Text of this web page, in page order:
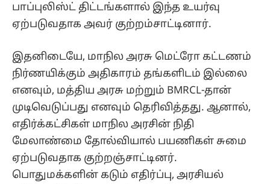
பாப்புலிஸ்ட் திட்டங்களால் இந்த உயர்வு
ஏற்படுவதாக அவர் குற்றம்சாட்டினார்.
இதனிடையே, மாநில அரசு மெட்ரோ கட்டணம்
நிர்ணயிக்கும் அதிகாரம் தங்களிடம் இல்லை
எனவும், மத்திய அரசு மற்றும் BMRCL-தான்
முடிவெடுப்பது எனவும் தெரிவித்தது. ஆனால்,
எதிர்க்கட்சிகள் மாநில அரசின் நிதி
மேலாண்மை தோல்வியால் பயணிகள் சுமை
ஏற்படுவதாக குற்றஞ்சாட்டினர்.
பொதுமக்களின் கடும் எதிர்ப்பு, அரசியல்